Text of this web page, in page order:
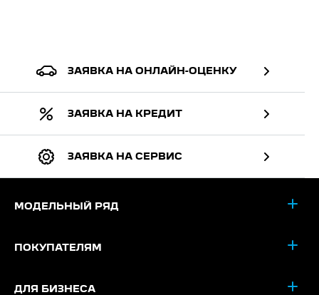
ЗАЯВКА НА ОНЛАЙН-ОЦЕНКУ
ЗАЯВКА НА КРЕДИТ
ЗАЯВКА НА СЕРВИС
МОДЕЛЬНЫЙ РЯД
ПОКУПАТЕЛЯМ
ДЛЯ БИЗНЕСА